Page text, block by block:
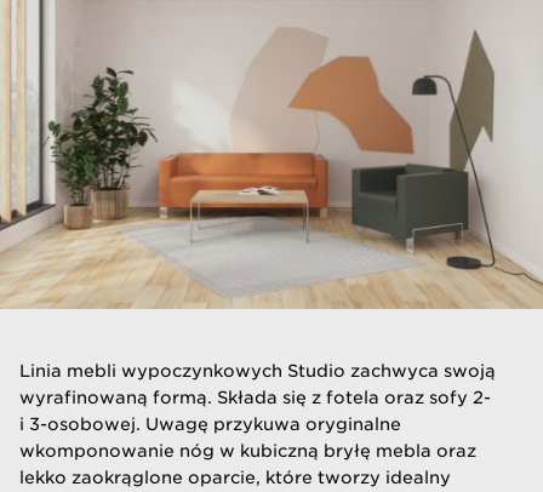
Linia mebli wypoczynkowych Studio zachwyca swoją
wyrafinowaną formą. Składa się z fotela oraz sofy 2-
i 3-osobowej. Uwagę przykuwa oryginalne
wkomponowanie nóg w kubiczną bryłę mebla oraz
lekko zaokrąglone oparcie, które tworzy idealny